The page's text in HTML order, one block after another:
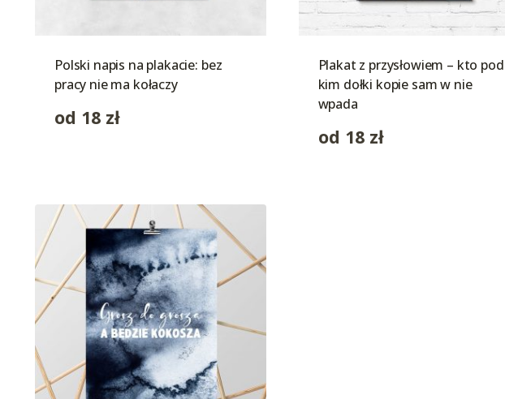
Polski napis na plakacie: bez
pracy nie ma kołaczy
od 18 zł
Plakat z przysłowiem – kto pod
kim dołki kopie sam w nie
wpada
od 18 zł